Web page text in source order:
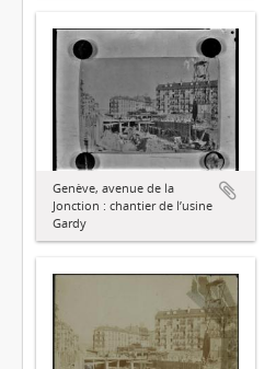
Genève, avenue de la
Jonction : chantier de l’usine
Gardy